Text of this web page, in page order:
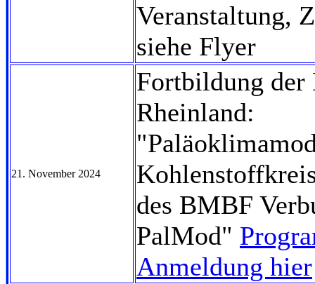
Veranstaltung,
siehe Flyer
21. November 2024
Fortbildung
Rheinland:
des BMBF
PalMod"
Anmeldung hier